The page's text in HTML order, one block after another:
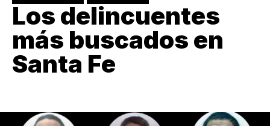
Los delincuentes
más buscados en
Santa Fe